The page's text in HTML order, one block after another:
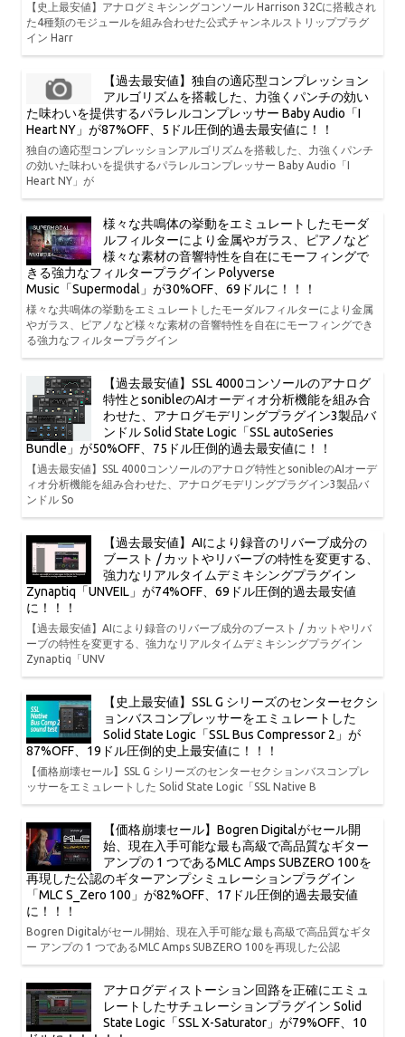
【史上最安値】アナログミキシングコンソール Harrison 32Cに搭載され
た4種類のモジュールを組み合わせた公式チャンネルストリッププラグ
イン Harr
【過去最安値】独自の適応型コンプレッション
アルゴリズムを搭載した、力強くパンチの効い
た味わいを提供するパラレルコンプレッサー Baby Audio「I
Heart NY」が87%OFF、5ドル圧倒的過去最安値に！！
独自の適応型コンプレッションアルゴリズムを搭載した、力強くパンチ
の効いた味わいを提供するパラレルコンプレッサー Baby Audio「I
Heart NY」が
様々な共鳴体の挙動をエミュレートしたモーダ
ルフィルターにより金属やガラス、ピアノなど
様々な素材の音響特性を自在にモーフィングで
きる強力なフィルタープラグイン Polyverse
Music「Supermodal」が30%OFF、69ドルに！！！
様々な共鳴体の挙動をエミュレートしたモーダルフィルターにより金属
やガラス、ピアノなど様々な素材の音響特性を自在にモーフィングでき
る強力なフィルタープラグイン
【過去最安値】SSL 4000コンソールのアナログ
特性とsonibleのAIオーディオ分析機能を組み合
わせた、アナログモデリングプラグイン3製品バ
ンドル Solid State Logic「SSL autoSeries
Bundle」が50%OFF、75ドル圧倒的過去最安値に！！
【過去最安値】SSL 4000コンソールのアナログ特性とsonibleのAIオーデ
ィオ分析機能を組み合わせた、アナログモデリングプラグイン3製品バ
ンドル So
【過去最安値】AIにより録音のリバーブ成分の
ブースト / カットやリバーブの特性を変更する、
強力なリアルタイムデミキシングプラグイン
Zynaptiq「UNVEIL」が74%OFF、69ドル圧倒的過去最安値
に！！！
【過去最安値】AIにより録音のリバーブ成分のブースト / カットやリバ
ーブの特性を変更する、強力なリアルタイムデミキシングプラグイン
Zynaptiq「UNV
【史上最安値】SSL G シリーズのセンターセクシ
ョンバスコンプレッサーをエミュレートした
Solid State Logic「SSL Bus Compressor 2」が
87%OFF、19ドル圧倒的史上最安値に！！！
【価格崩壊セール】SSL G シリーズのセンターセクションバスコンプレ
ッサーをエミュレートした Solid State Logic「SSL Native B
【価格崩壊セール】Bogren Digitalがセール開
始、現在入手可能な最も高級で高品質なギター
アンプの 1 つであるMLC Amps SUBZERO 100を
再現した公認のギターアンプシミュレーションプラグイン
「MLC S_Zero 100」が82%OFF、17ドル圧倒的過去最安値
に！！！
Bogren Digitalがセール開始、現在入手可能な最も高級で高品質なギタ
ー アンプの 1 つであるMLC Amps SUBZERO 100を再現した公認
アナログディストーション回路を正確にエミュ
レートしたサチュレーションプラグイン Solid
State Logic「SSL X-Saturator」が79%OFF、10